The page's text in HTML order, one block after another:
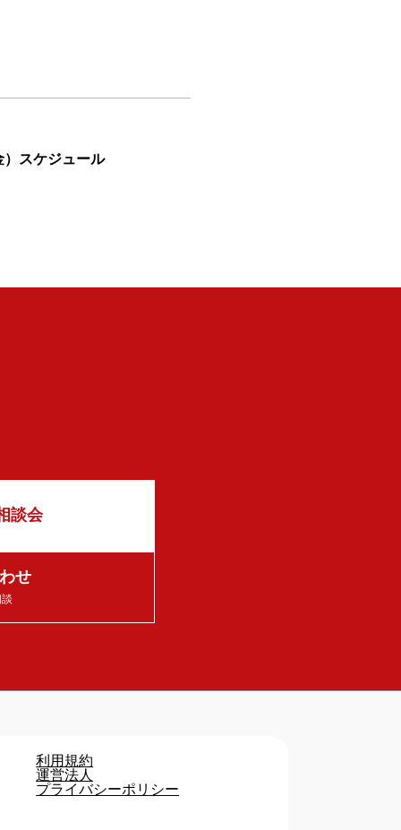
スケジュール
談会
せ
利用規約
運営法人
プライバシーポリシー